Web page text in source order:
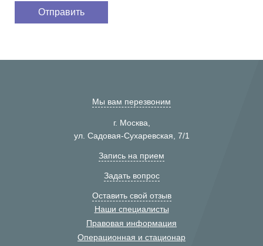
Мы вам перезвоним
г. Москва,
ул. Садовая-Сухаревская, 7/1
Запись на прием
Задать вопрос
Оставить свой отзыв
Наши специалисты
Правовая информация
Операционная и стационар